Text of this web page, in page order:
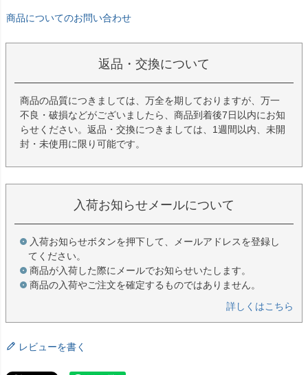
商品についてのお問い合わせ
返品・交換について
商品の品質につきましては、万全を期しておりますが、万一
不良・破損などがございましたら、商品到着後7日以内にお知
らせください。返品・交換につきましては、1週間以内、未開
封・未使用に限り可能です。
入荷お知らせメールについて
入荷お知らせボタンを押下して、メールアドレスを登録し
てください。
商品が入荷した際にメールでお知らせいたします。
商品の入荷やご注文を確定するものではありません。
詳しくはこちら
レビューを書く